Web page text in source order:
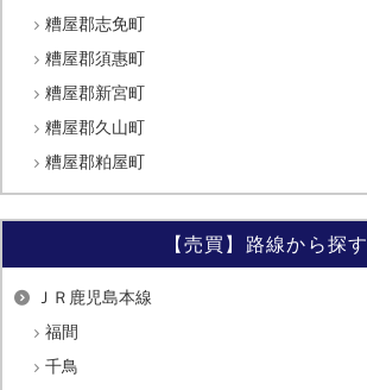
糟屋郡志免町
糟屋郡須惠町
糟屋郡新宮町
糟屋郡久山町
糟屋郡粕屋町
【売買】路線から探す
ＪＲ鹿児島本線
福間
千鳥